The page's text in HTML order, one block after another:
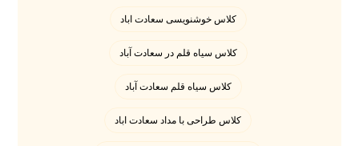
کلاس خوشنویسی سعادت اباد
کلاس سیاه قلم در سعادت آباد
کلاس سیاه قلم سعادت آباد
کلاس طراحی با مداد سعادت اباد